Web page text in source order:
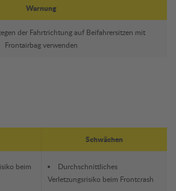
Warnung
der Fahrtrichtung auf Beifahrersitzen mit
Frontairbag verwenden
Schwächen
beim
Durchschnittliches
Verletzungsrisiko beim Frontcrash